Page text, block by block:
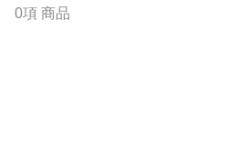
0項 商品